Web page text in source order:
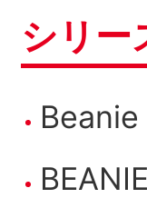
シリー